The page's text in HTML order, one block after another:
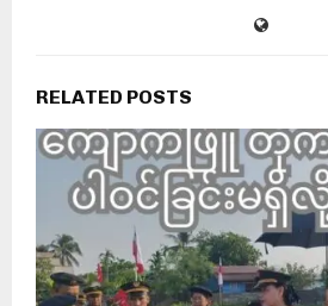
RELATED POSTS